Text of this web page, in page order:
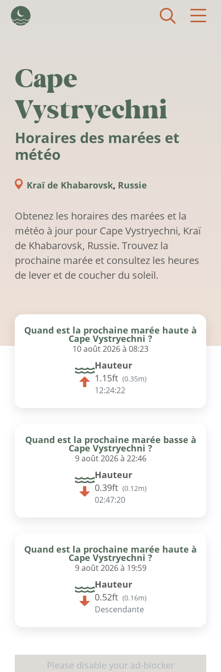
Cape
Vystryechni
Horaires des marées et
météo
Kraï de Khabarovsk, Russie
Obtenez les horaires des marées et la
météo à jour pour Cape Vystryechni, Kraï
de Khabarovsk, Russie. Trouvez la
prochaine marée et consultez les heures
de lever et de coucher du soleil.
Quand est la prochaine marée haute à
Cape Vystryechni ?
10 août 2026 à 08:23
Hauteur
1.15ft (0.35m)
12:24:22
Quand est la prochaine marée basse à
Cape Vystryechni ?
9 août 2026 à 22:46
Hauteur
0.39ft (0.12m)
02:47:20
Quand est la prochaine marée haute à
Cape Vystryechni ?
9 août 2026 à 19:59
Hauteur
0.52ft (0.16m)
Descendante